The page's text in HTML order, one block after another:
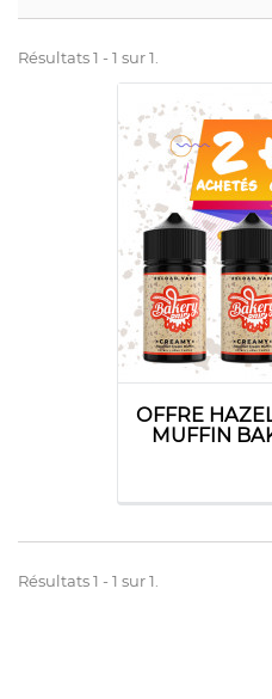
Résultats 1 - 1 sur 1.
OFFRE
MUFFIN
Résultats 1 - 1 sur 1.